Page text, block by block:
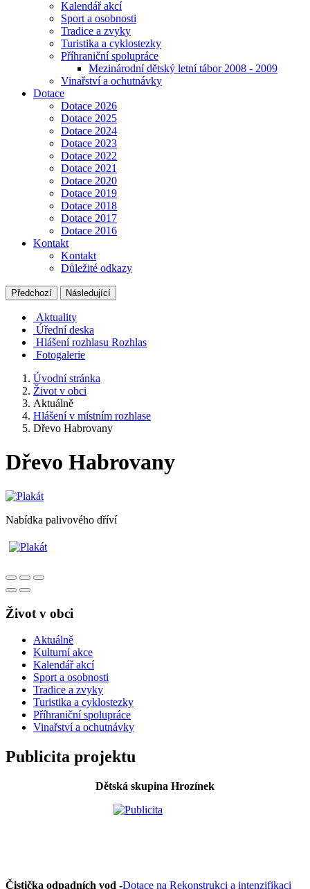
Kalendář akcí
Sport a osobnosti
Tradice a zvyky
Turistika a cyklostezky
Příhraniční spolupráce
Mezinárodní dětský letní tábor 2008 - 2009
Vinařství a ochutnávky
Dotace
Dotace 2026
Dotace 2025
Dotace 2024
Dotace 2023
Dotace 2022
Dotace 2021
Dotace 2020
Dotace 2019
Dotace 2018
Dotace 2017
Dotace 2016
Kontakt
Kontakt
Důležité odkazy
Předchozí Následující
Aktuality
Úřední deska
Hlášení rozhlasu Rozhlas
Fotogalerie
Úvodní stránka
Život v obci
Aktuálně
Hlášení v místním rozhlase
Dřevo Habrovany
Dřevo Habrovany
Nabídka palivového dříví
Život v obci
Aktuálně
Kulturní akce
Kalendář akcí
Sport a osobnosti
Tradice a zvyky
Turistika a cyklostezky
Příhraniční spolupráce
Vinařství a ochutnávky
Publicita projektu
Dětská skupina Hrozínek
Čistička odpadních vod -Dotace na Rekonstrukci a intenzifikaci